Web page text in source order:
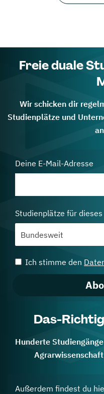
Freie duale
Wir schicken dir
Studienplätze und
Deine E-Mail-Adresse
Studienplätze für
Ich stimme den
Das-
Hunderte
Außerdem findest du